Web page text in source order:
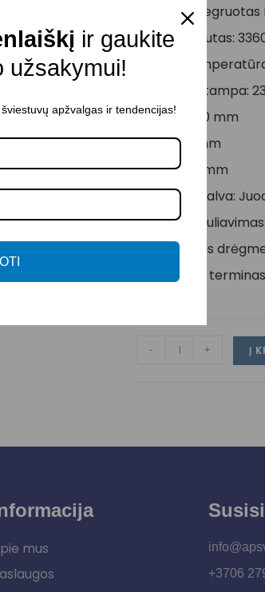
Cokolis: Integruotas
Šviesos srautas:
Šviesos
Maitinimo įtampa:
Aukštis: 700 mm
Ilgis: 1270 mm
Plotis: 650 mm
Korpuso spalva:
Šviesos
Atsparumas
Pristatymo
- + Į
mus
+3706
ir gaukite
užsakymui!
apžvalgas ir tendencijas!